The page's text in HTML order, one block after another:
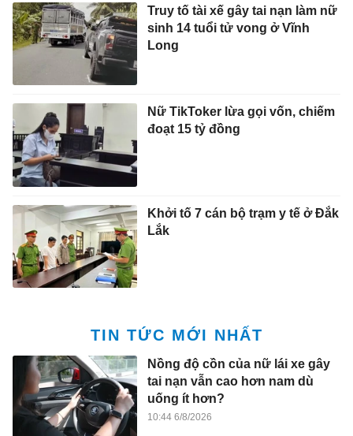
Truy tố tài xế gây tai nạn làm nữ
sinh 14 tuổi tử vong ở Vĩnh
Long
Nữ TikToker lừa gọi vốn, chiếm
đoạt 15 tỷ đồng
Khởi tố 7 cán bộ trạm y tế ở Đắk
Lắk
TIN TỨC MỚI NHẤT
Nồng độ cồn của nữ lái xe gây
tai nạn vẫn cao hơn nam dù
uống ít hơn?
10:44 6/8/2026